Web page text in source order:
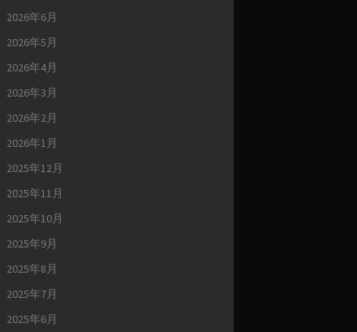
2026年6月
2026年5月
2026年4月
2026年3月
2026年2月
2026年1月
2025年12月
2025年11月
2025年10月
2025年9月
2025年8月
2025年7月
2025年6月